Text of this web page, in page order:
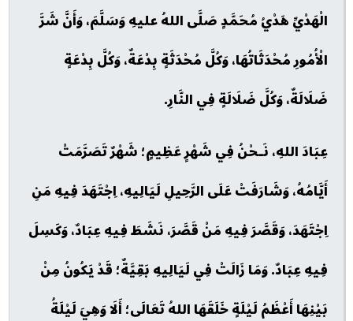
الْهَدْيِّ هَدْيُ مُحَمَّدٍ صَلَّى اللهُ عليهِ وَسَلَّمَ، وَأَنَّ شَرَّ
الْأُمُورِ مُحْدَثَاتُهَا، وَكُلَّ مُحْدَثَةٍ بِدْعَةٌ، وَكُلَّ بِدْعَةٍ
ضَلَالَةٌ، وَكُلَّ ضَلَالَةٍ فِي النَّارِ.
عِبَادَ اللهِ، نَـحْنُ فِي شَهْرٍ عَظِيمٍ؛ شَهْرٌ تَصَرَّمَتْ
أَيَّامُهُ، وَشَارَفَتْ عَلَى الرَّحِيلِ لَيَالِيهِ، اِجْتَهَدَ فِيهِ مَنِ
اِجْتَهَدَ، وَقَصَّرَ فِيهِ مَنْ قَصَّرَ، نَشَطَ فِيهِ عِبَادٌ، وَكَسِلَ
فِيهِ عِبَادٌ. وَمَا زَالَتْ فِي لَيَالِيهِ بَقِيَّةٌ؛ قَدْ يَكُونُ مِنْ
بَيْنِهَا أَعْظَمُ لَيْلَةٍ خَلَقَهَا اللهُ تَعَالَى؛ أَلَا وَهِيَ لَيْلَةُ